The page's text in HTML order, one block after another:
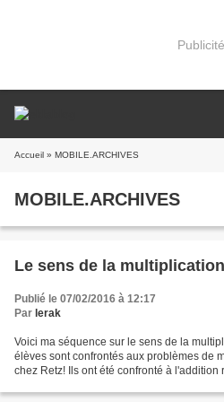
Publicité
Accueil » MOBILE.ARCHIVES
MOBILE.ARCHIVES
Le sens de la multiplication
Publié le 07/02/2016 à 12:17
Par lerak
Voici ma séquence sur le sens de la
élèves sont confrontés aux problèmes de
chez Retz! Ils ont été confronté à l'addition